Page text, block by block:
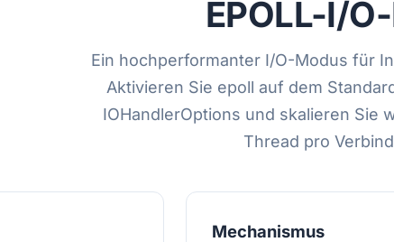
EPOLL-I/
Ein hochperformanter I/O-Modus für
Aktivieren Sie epoll auf dem
IOHandlerOptions und skalieren Sie
Thread pro
Mechanismus